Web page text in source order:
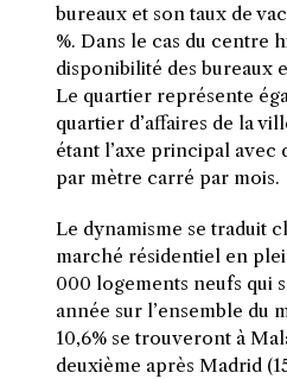
bureaux et son taux de
%. Dans le cas du centre
disponibilité des bureaux
Le quartier représente
quartier d’affaires de la
étant l’axe principal avec
par mètre carré par mois.
Le dynamisme se traduit
marché résidentiel en
000 logements neufs qui
année sur l’ensemble du
10,6% se trouveront à
deuxième après Madrid